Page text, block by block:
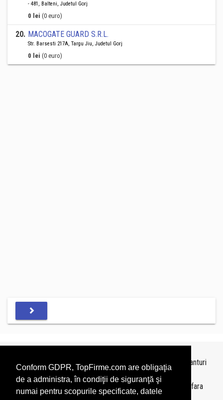
Conform GDPR, TopFirme.com are obligaţia
de a administra, în condiţii de siguranţă şi
numai pentru scopurile specificate, datele
- 481, Balteni, Judetul Gorj
0 lei (0 euro)
20. MACOGATE GUARD S.R.L.
Str. Barsesti 217A, Targu Jiu, Judetul Gorj
0 lei (0 euro)
Topurile sunt realizate deTopFirme
pe baza ultimelor bilanturi
depuse si au scop informativ.
Este interzisa folosirea topurilor fara acordul TopFirme si fara